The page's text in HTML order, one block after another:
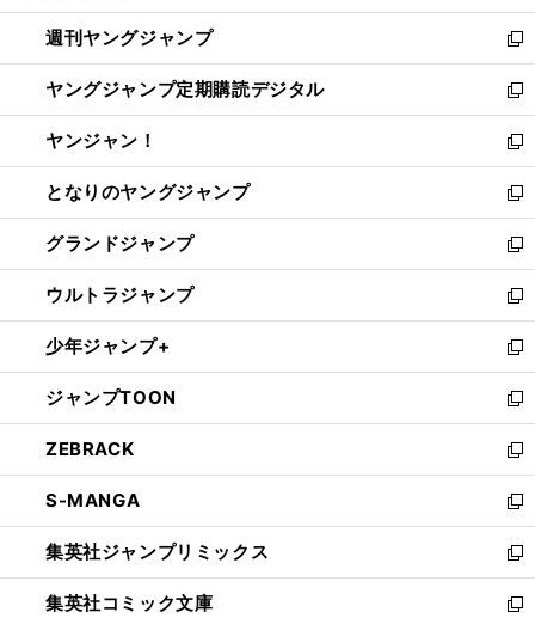
開
く
ウ
で
開
く
ン
ド
ウ
で
開
く
ウ
ィ
ン
ド
ウ
で
開
く
週刊ヤングジャンプ
新
し
い
ウ
ィ
ン
ド
ウ
で
開
く
ヤングジャンプ定期購読デジタル
新
し
い
ウ
ィ
ン
ド
ウ
で
開
く
ヤンジャン！
新
し
い
ウ
ィ
ン
ド
ウ
で
開
く
となりのヤングジャンプ
新
し
い
ウ
ィ
ン
ド
ウ
で
開
く
グランドジャンプ
新
し
い
ウ
ィ
ン
ド
ウ
で
開
く
ウルトラジャンプ
新
し
い
ウ
ィ
ン
ド
ウ
で
開
く
少年ジャンプ+
新
し
い
ウ
ィ
ン
ド
ウ
で
開
く
ジャンプTOON
新
し
い
ウ
ィ
ン
ド
ウ
で
ZEBRACK
新
し
い
ウ
ィ
ン
ド
S-MANGA
新
し
い
ウ
ィ
集英社ジャンプリミックス
新
し
い
集英社コミック文庫
新